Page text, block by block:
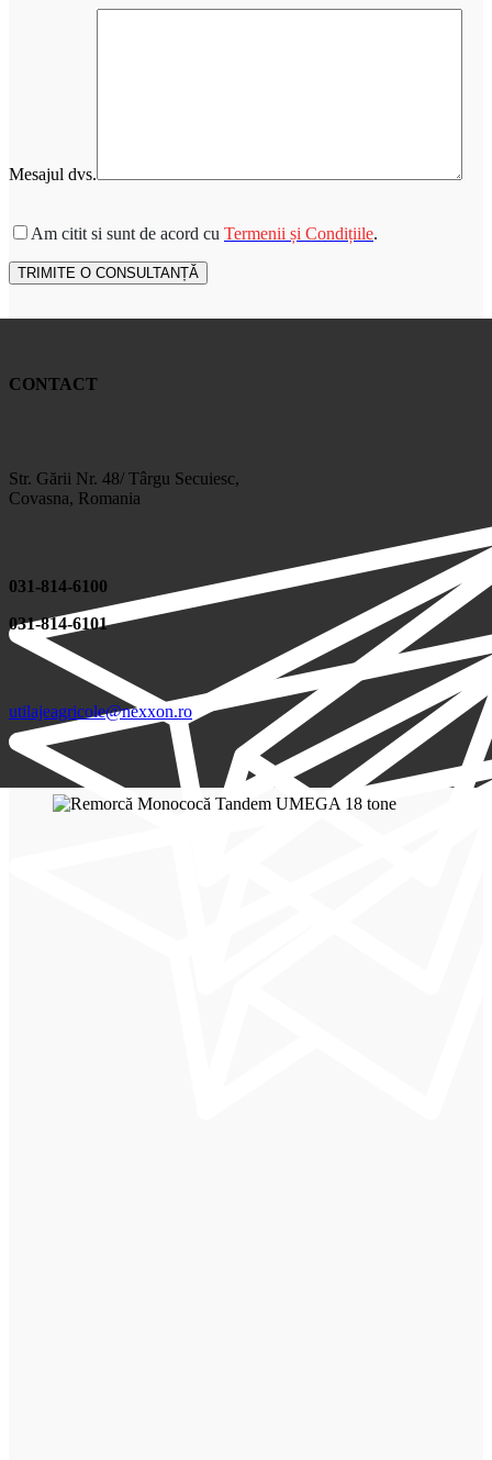
Mesajul dvs.
Am citit si sunt de acord cu Termenii și Condițiile.
CONTACT
Str. Gării Nr. 48/ Târgu Secuiesc,
Covasna, Romania
031-814-6100
031-814-6101
utilajeagricole@nexxon.ro